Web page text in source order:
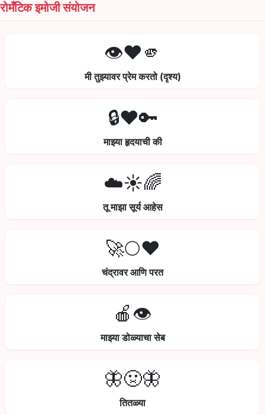
रोमँटिक इमोजी संयोजन
👁️❤️🫵
मी तुझ्यावर प्रेम करतो (दृश्य)
🔒❤️🔑
माझ्या हृदयाची की
☁️☀️🌈
तू माझा सूर्य आहेस
🚀🌕❤️
चंद्रावर आणि परत
🍎👁️
माझ्या डोळ्याचा सेब
🦋🤢🦋
तितळ्या